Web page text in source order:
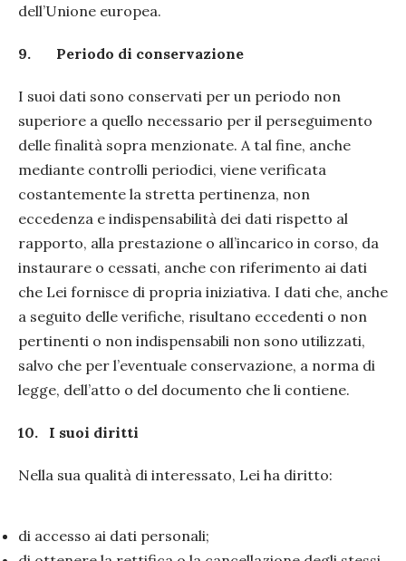
dell’Unione europea.
9. Periodo di conservazione
I suoi dati sono conservati per un periodo non
superiore a quello necessario per il perseguimento
delle finalità sopra menzionate. A tal fine, anche
mediante controlli periodici, viene verificata
costantemente la stretta pertinenza, non
eccedenza e indispensabilità dei dati rispetto al
rapporto, alla prestazione o all’incarico in corso, da
instaurare o cessati, anche con riferimento ai dati
che Lei fornisce di propria iniziativa. I dati che, anche
a seguito delle verifiche, risultano eccedenti o non
pertinenti o non indispensabili non sono utilizzati,
salvo che per l’eventuale conservazione, a norma di
legge, dell’atto o del documento che li contiene.
10. I suoi diritti
Nella sua qualità di interessato, Lei ha diritto:
di accesso ai dati personali;